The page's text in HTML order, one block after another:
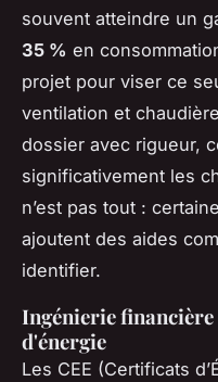
souvent atteindre un
35 % en
projet pour viser ce
ventilation et
dossier avec rigueur,
significativement les
n’est pas tout :
ajoutent des aides
identifier.
Ingénierie
d'énergie
Les CEE (Certificats